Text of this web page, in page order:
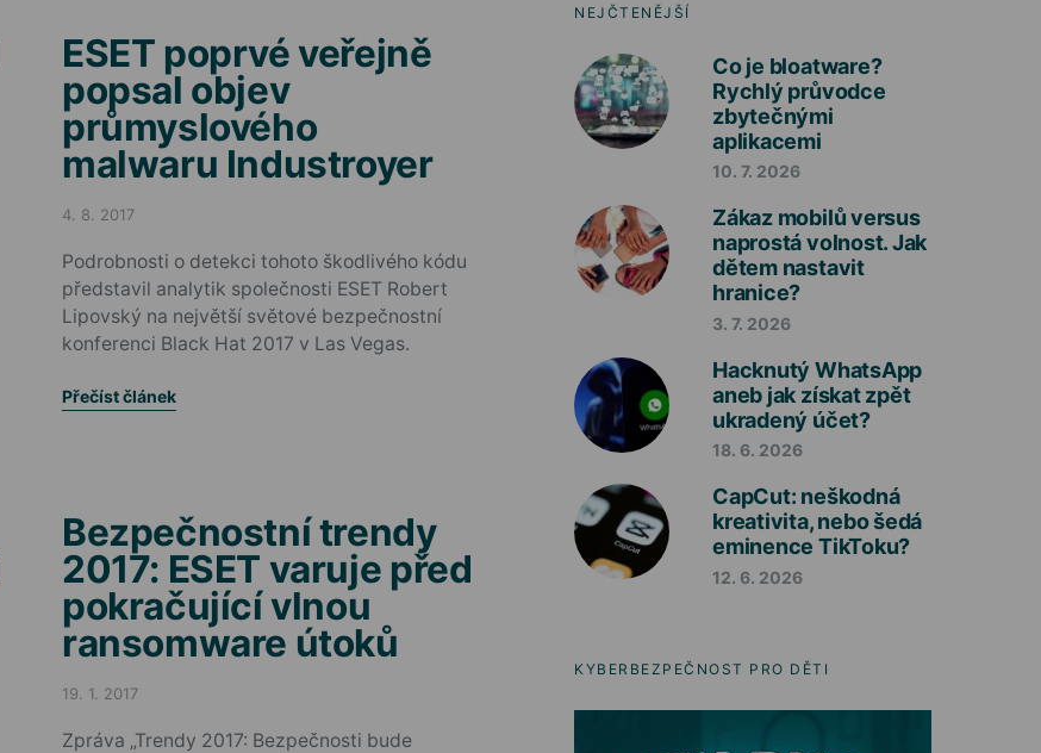
ESET poprvé veřejně
popsal objev
průmyslového
malwaru Industroyer
Posted on
4. 8. 2017
Podrobnosti o detekci tohoto škodlivého kódu
představil analytik společnosti ESET Robert
Lipovský na největší světové bezpečnostní
konferenci Black Hat 2017 v Las Vegas.
Přečíst článek
Bezpečnostní trendy
2017: ESET varuje před
pokračující vlnou
ransomware útoků
Posted on
19. 1. 2017
Zpráva „Trendy 2017: Bezpečnosti bude
NEJČTENĚJŠÍ
Co je bloatware?
Rychlý průvodce
zbytečnými
aplikacemi
10. 7. 2026
Zákaz mobilů versus
naprostá volnost. Jak
dětem nastavit
hranice?
3. 7. 2026
Hacknutý WhatsApp
aneb jak získat zpět
ukradený účet?
18. 6. 2026
CapCut: neškodná
kreativita, nebo šedá
eminence TikToku?
12. 6. 2026
KYBERBEZPEČNOST PRO DĚTI